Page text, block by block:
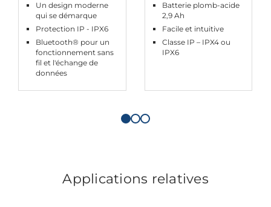
Un design moderne
qui se démarque
Protection IP - IPX6
Bluetooth® pour un
fonctionnement sans
fil et l'échange de
données
Batterie plomb-acide
2,9 Ah
Facile et intuitive
Classe IP – IPX4 ou
IPX6
Applications relatives